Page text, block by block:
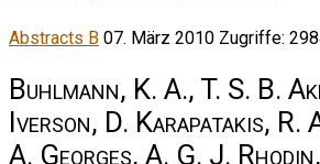
Abstracts B 07. März 2010 Zugriffe:
Buhlmann, K. A., T. S. B.
Iverson, D. Karapatakis, R.
A. Georges, A. G. J.